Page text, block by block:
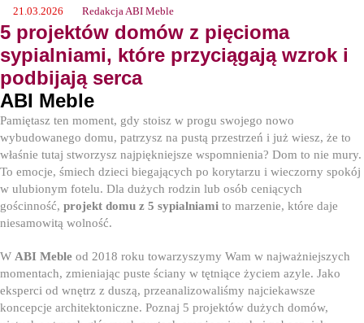
21.03.2026 Redakcja ABI Meble
5 projektów domów z pięcioma
sypialniami, które przyciągają wzrok i
podbijają serca
ABI Meble
Pamiętasz ten moment, gdy stoisz w progu swojego nowo
wybudowanego domu, patrzysz na pustą przestrzeń i już wiesz, że to
właśnie tutaj stworzysz najpiękniejsze wspomnienia? Dom to nie mury.
To emocje, śmiech dzieci biegających po korytarzu i wieczorny spokój
w ulubionym fotelu. Dla dużych rodzin lub osób ceniących
gościnność, projekt domu z 5 sypialniami to marzenie, które daje
niesamowitą wolność.
W ABI Meble od 2018 roku towarzyszymy Wam w najważniejszych
momentach, zmieniając puste ściany w tętniące życiem azyle. Jako
eksperci od wnętrz z duszą, przeanalizowaliśmy najciekawsze
koncepcje architektoniczne. Poznaj 5 projektów dużych domów,